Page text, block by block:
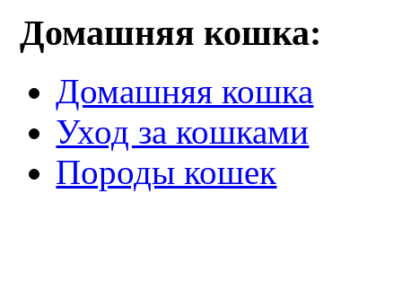
Домашняя кошка:
Домашняя кошка
Уход за кошками
Породы кошек